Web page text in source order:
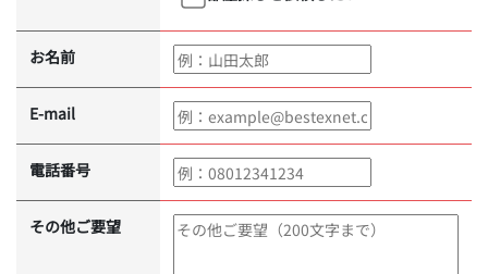
お名前
E-mail
電話番号
その他ご要望